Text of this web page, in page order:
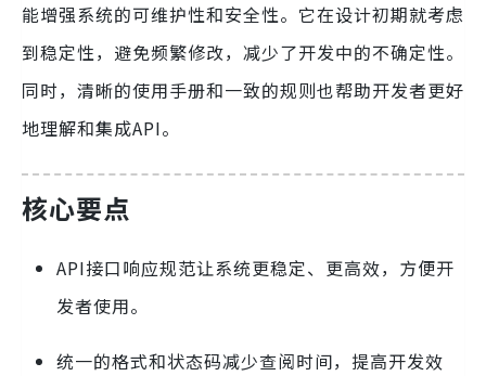
能增强系统的可维护性和安全性。它在设计初期就考虑
到稳定性，避免频繁修改，减少了开发中的不确定性。
同时，清晰的使用手册和一致的规则也帮助开发者更好
地理解和集成API。
核心要点
API接口响应规范让系统更稳定、更高效，方便开
发者使用。
统一的格式和状态码减少查阅时间，提高开发效